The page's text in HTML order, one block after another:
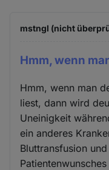
mstngl (nicht
Hmm, wenn
Hmm, wenn man
liest, dann wird
Uneinigkeit
ein anderes
Bluttransfusion